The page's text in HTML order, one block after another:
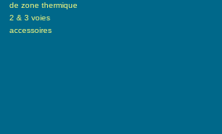
de zone thermique
2 & 3 voies
accessoires